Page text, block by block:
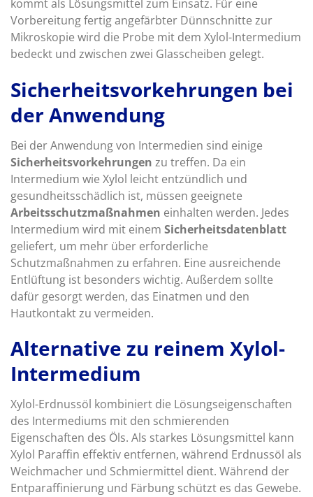
kommt als Lösungsmittel zum Einsatz. Für eine
Vorbereitung fertig angefärbter Dünnschnitte zur
Mikroskopie wird die Probe mit dem Xylol-Intermedium
bedeckt und zwischen zwei Glasscheiben gelegt.
Sicherheitsvorkehrungen bei
der Anwendung
Bei der Anwendung von Intermedien sind einige
Sicherheitsvorkehrungen zu treffen. Da ein
Intermedium wie Xylol leicht entzündlich und
gesundheitsschädlich ist, müssen geeignete
Arbeitsschutzmaßnahmen einhalten werden. Jedes
Intermedium wird mit einem Sicherheitsdatenblatt
geliefert, um mehr über erforderliche
Schutzmaßnahmen zu erfahren. Eine ausreichende
Entlüftung ist besonders wichtig. Außerdem sollte
dafür gesorgt werden, das Einatmen und den
Hautkontakt zu vermeiden.
Alternative zu reinem Xylol-
Intermedium
Xylol-Erdnussöl kombiniert die Lösungseigenschaften
des Intermediums mit den schmierenden
Eigenschaften des Öls. Als starkes Lösungsmittel kann
Xylol Paraffin effektiv entfernen, während Erdnussöl als
Weichmacher und Schmiermittel dient. Während der
Entparaffinierung und Färbung schützt es das Gewebe.